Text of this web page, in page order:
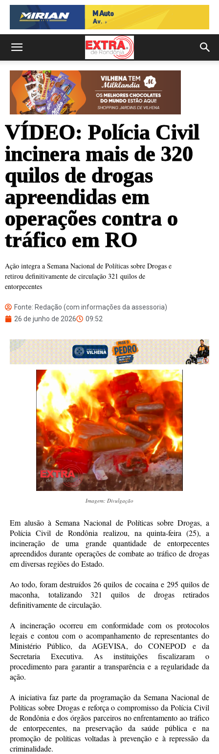
VÍDEO: Polícia Civil
incinera mais de 320
quilos de drogas
apreendidas em
operações contra o
tráfico em RO
Ação integra a Semana Nacional de Políticas sobre Drogas e
retirou definitivamente de circulação 321 quilos de
entorpecentes
Fonte: Redação (com informações da assessoria)
26 de junho de 2026
09:52
Imagem: Divulgação
Em alusão à Semana Nacional de Políticas sobre Drogas, a
Polícia Civil de Rondônia realizou, na quinta-feira (25), a
incineração de uma grande quantidade de entorpecentes
apreendidos durante operações de combate ao tráfico de drogas
em diversas regiões do Estado.
Ao todo, foram destruídos 26 quilos de cocaína e 295 quilos de
maconha, totalizando 321 quilos de drogas retirados
definitivamente de circulação.
A incineração ocorreu em conformidade com os protocolos
legais e contou com o acompanhamento de representantes do
Ministério Público, da AGEVISA, do CONEPOD e da
Secretaria Executiva. As instituições fiscalizaram o
procedimento para garantir a transparência e a regularidade da
ação.
A iniciativa faz parte da programação da Semana Nacional de
Políticas sobre Drogas e reforça o compromisso da Polícia Civil
de Rondônia e dos órgãos parceiros no enfrentamento ao tráfico
de entorpecentes, na preservação da saúde pública e na
promoção de políticas voltadas à prevenção e à repressão da
criminalidade.